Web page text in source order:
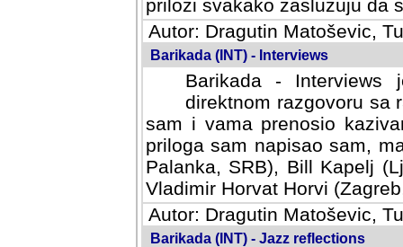
prilozi svakako zasluzuju da
Autor: Dragutin Matoševic,
Barikada (INT) - Interviews
Barikada -
direktnom razgovoru sa
sam i vama prenosio
priloga sam napisao sam,
Palanka, SRB), Bill Kapelj
Vladimir Horvat Horvi
Autor: Dragutin Matoševic,
Barikada (INT) - Jazz reflections